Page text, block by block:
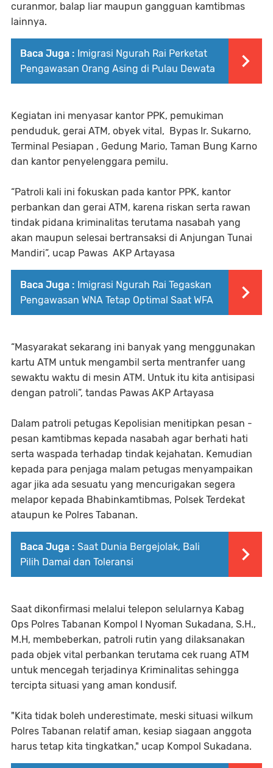
curanmor, balap liar maupun gangguan kamtibmas
lainnya.
Baca Juga : Imigrasi Ngurah Rai Perketat
Pengawasan Orang Asing di Pulau Dewata
Kegiatan ini menyasar kantor PPK, pemukiman
penduduk, gerai ATM, obyek vital, Bypas Ir. Sukarno,
Terminal Pesiapan , Gedung Mario, Taman Bung Karno
dan kantor penyelenggara pemilu.
“Patroli kali ini fokuskan pada kantor PPK, kantor
perbankan dan gerai ATM, karena riskan serta rawan
tindak pidana kriminalitas terutama nasabah yang
akan maupun selesai bertransaksi di Anjungan Tunai
Mandiri”, ucap Pawas AKP Artayasa
Baca Juga : Imigrasi Ngurah Rai Tegaskan
Pengawasan WNA Tetap Optimal Saat WFA
“Masyarakat sekarang ini banyak yang menggunakan
kartu ATM untuk mengambil serta mentranfer uang
sewaktu waktu di mesin ATM. Untuk itu kita antisipasi
dengan patroli”, tandas Pawas AKP Artayasa
Dalam patroli petugas Kepolisian menitipkan pesan -
pesan kamtibmas kepada nasabah agar berhati hati
serta waspada terhadap tindak kejahatan. Kemudian
kepada para penjaga malam petugas menyampaikan
agar jika ada sesuatu yang mencurigakan segera
melapor kepada Bhabinkamtibmas, Polsek Terdekat
ataupun ke Polres Tabanan.
Baca Juga : Saat Dunia Bergejolak, Bali
Pilih Damai dan Toleransi
Saat dikonfirmasi melalui telepon selularnya Kabag
Ops Polres Tabanan Kompol I Nyoman Sukadana, S.H.,
M.H, membeberkan, patroli rutin yang dilaksanakan
pada objek vital perbankan terutama cek ruang ATM
untuk mencegah terjadinya Kriminalitas sehingga
tercipta situasi yang aman kondusif.
"Kita tidak boleh underestimate, meski situasi wilkum
Polres Tabanan relatif aman, kesiap siagaan anggota
harus tetap kita tingkatkan," ucap Kompol Sukadana.